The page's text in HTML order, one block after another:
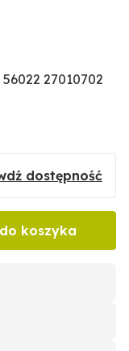
27010702
dostępność
koszyka